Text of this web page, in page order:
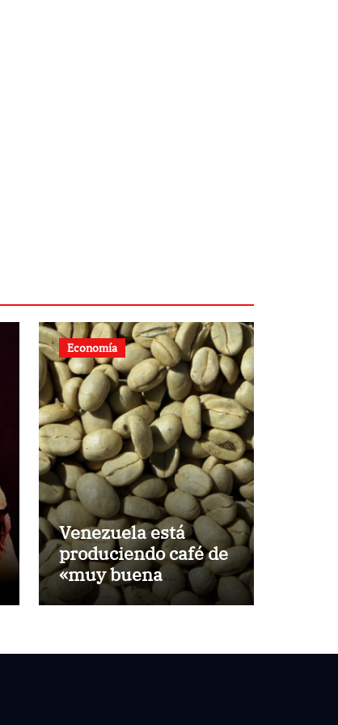
Economía
Venezuela está
produciendo café de
«muy buena
calidad» que está